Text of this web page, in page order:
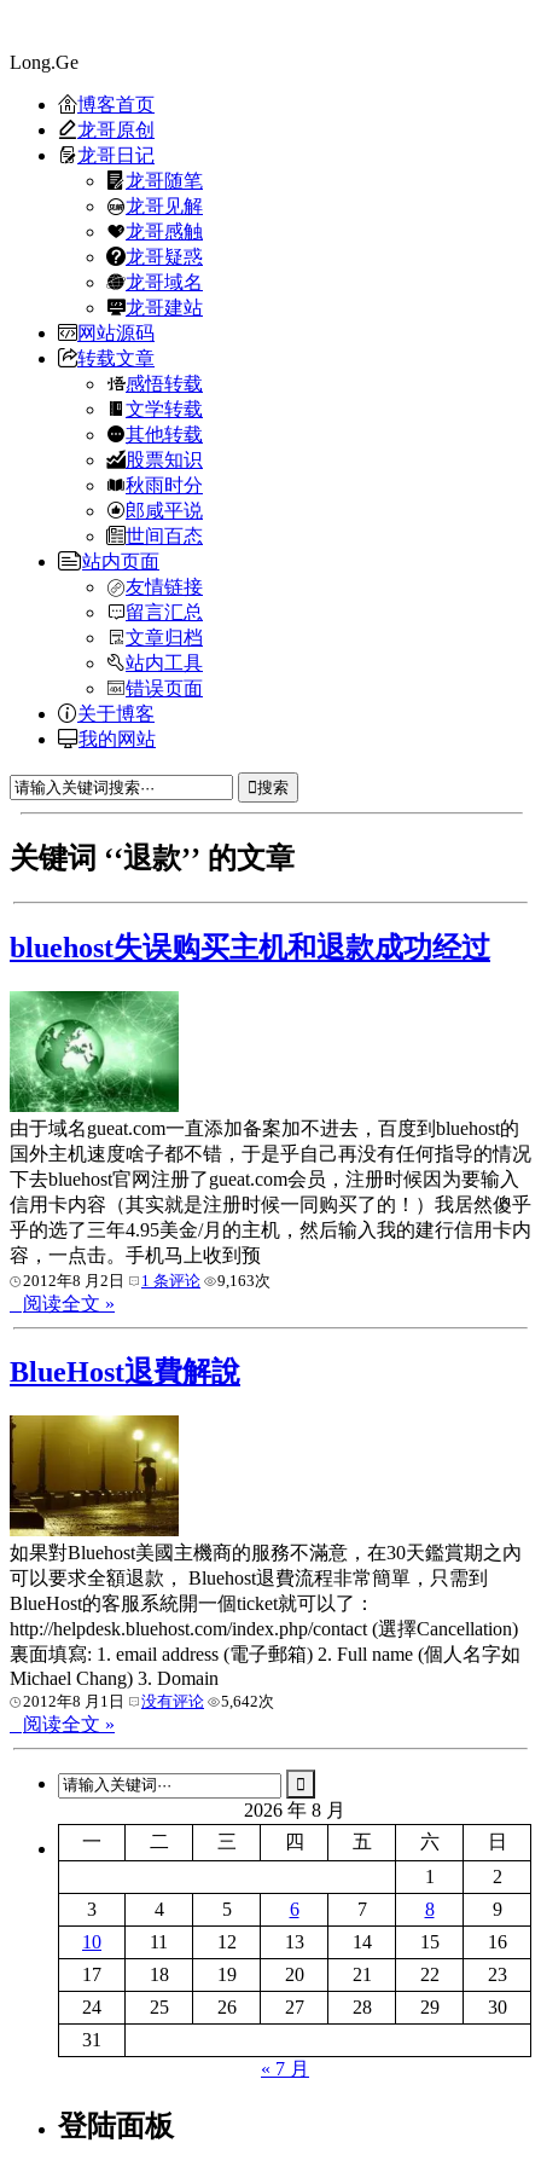
Long.Ge
博客首页
龙哥原创
龙哥日记
龙哥随笔
龙哥见解
龙哥感触
龙哥疑惑
龙哥域名
龙哥建站
网站源码
转载文章
感悟转载
文学转载
其他转载
股票知识
秋雨时分
郎咸平说
世间百态
站内页面
友情链接
留言汇总
文章归档
站内工具
错误页面
关于博客
我的网站
搜索
关键词 ‘‘退款’’ 的文章
bluehost失误购买主机和退款成功经过
由于域名gueat.com一直添加备案加不进去，百度到bluehost的
国外主机速度啥子都不错，于是乎自己再没有任何指导的情况
下去bluehost官网注册了gueat.com会员，注册时候因为要输入
信用卡内容（其实就是注册时候一同购买了的！）我居然傻乎
乎的选了三年4.95美金/月的主机，然后输入我的建行信用卡内
容，一点击。手机马上收到预
2012年8 月2日 1 条评论 9,163次
阅读全文 »
BlueHost退費解說
如果對Bluehost美國主機商的服務不滿意，在30天鑑賞期之內
可以要求全額退款， Bluehost退費流程非常簡單，只需到
BlueHost的客服系統開一個ticket就可以了：
http://helpdesk.bluehost.com/index.php/contact (選擇Cancellation)
裏面填寫: 1. email address (電子郵箱) 2. Full name (個人名字如
Michael Chang) 3. Domain
2012年8 月1日 没有评论 5,642次
阅读全文 »
2026 年 8 月
一
二 三 四 五 六
日
1
2
3
4 5 6 7 8
9
10
11 12 13 14 15
16
17
18 19 20 21 22
23
24
25 26 27 28 29
30
31
« 7 月
登陆面板